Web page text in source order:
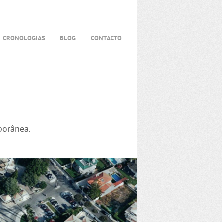
CRONOLOGIAS BLOG CONTACTO